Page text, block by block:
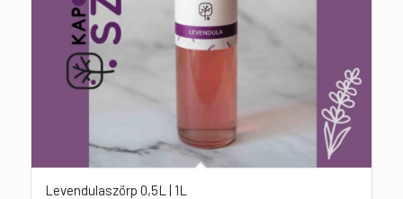
Levendulaszörp 0,5L | 1L